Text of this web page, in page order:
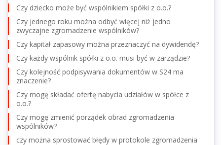
Czy dziecko może być wspólnikiem spółki z o.o.?
Czy jednego roku można odbyć więcej niż jedno
zwyczajne zgromadzenie wspólników?
Czy kapitał zapasowy można przeznaczyć na dywidendę?
Czy każdy wspólnik spółki z o.o. musi być w zarządzie?
Czy kolejność podpisywania dokumentów w S24 ma
znaczenie?
Czy mogę składać ofertę nabycia udziałów w spółce z
o.o.?
Czy mogę zmienić porządek obrad zgromadzenia
wspólników?
czy można sprostować błędy w protokole zgromadzenia